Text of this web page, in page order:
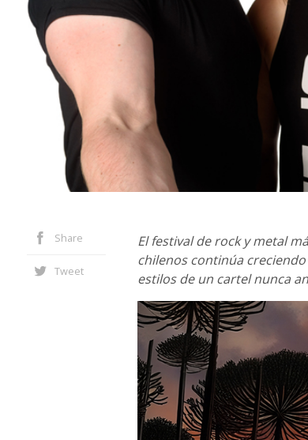
Share
Tweet
El festival de rock y metal
chilenos continúa
estilos de un cartel nunca